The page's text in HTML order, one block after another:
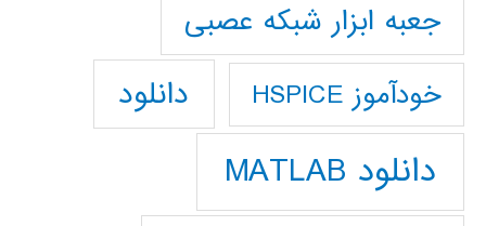
جعبه ابزار شبکه عصبی
خودآموز HSPICE دانلود
دانلود MATLAB